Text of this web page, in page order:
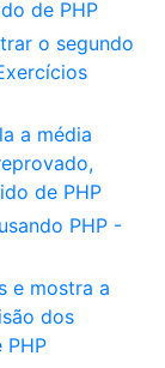
de PHP
o segundo
a média
de PHP
PHP -
e mostra a
dos
PHP